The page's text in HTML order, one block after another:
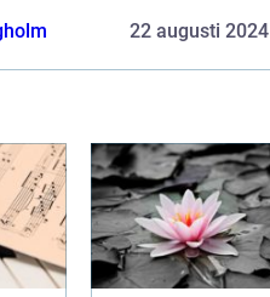
22 augusti 2024